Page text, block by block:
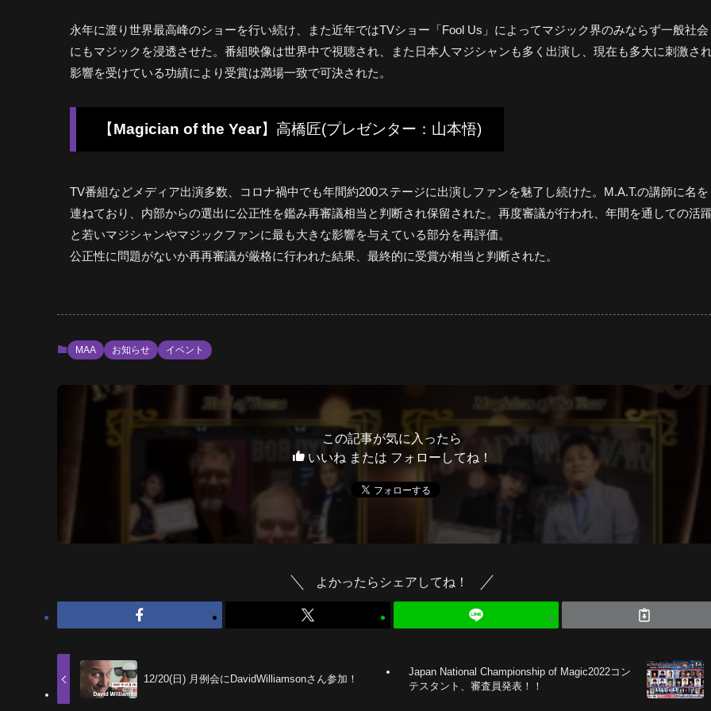
永年に渡り世界最高峰のショーを行い続け、また近年ではTVショー「Fool Us」によってマジック界のみならず一般社会
にもマジックを浸透させた。番組映像は世界中で視聴され、また日本人マジシャンも多く出演し、現在も多大に刺激さ
影響を受けている功績により受賞は満場一致で可決された。
【Magician of the Year】高橋匠(プレゼンター：山本悟)
TV番組などメディア出演多数、コロナ禍中でも年間約200ステージに出演しファンを魅了し続けた。M.A.T.の講師に名を
連ねており、内部からの選出に公正性を鑑み再審議相当と判断され保留された。再度審議が行われ、年間を通しての活
と若いマジシャンやマジックファンに最も大きな影響を与えている部分を再評価。
公正性に問題がないか再再審議が厳格に行われた結果、最終的に受賞が相当と判断された。
MAA お知らせ イベント
この記事が気に入ったら
いいね または フォローしてね！
よかったらシェアしてね！
12/20(日) 月例会にDavidWilliamsonさん参加！
Japan National Championship of Magic2022コン
テスタント、審査員発表！！